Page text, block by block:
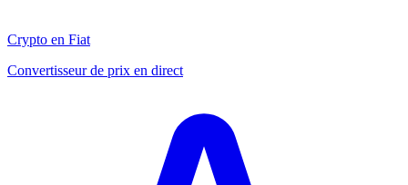
Crypto en Fiat
Convertisseur de prix en direct